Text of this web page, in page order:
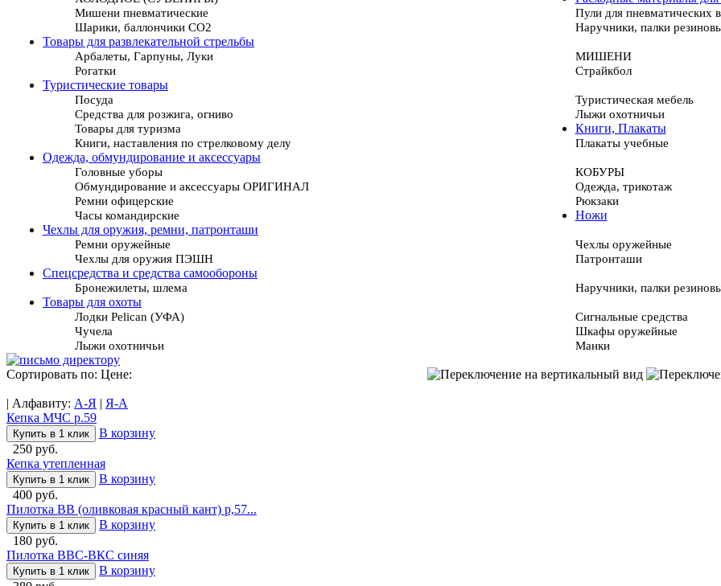
Мишени пневматические
Пули для пневматических
Шарики, баллончики СО2
Наручники, палки
Товары для развлекательной стрельбы
Арбалеты, Гарпуны, Луки
МИШЕНИ
Рогатки
Страйкбол
Туристические товары
Посуда
Туристическая мебель
Средства для розжига, огниво
Лыжи охотничьи
Товары для туризма
Книги, Плакаты
Книги, наставления по стрелковому делу
Плакаты учебные
Одежда, обмундирование и аксессуары
Головные уборы
КОБУРЫ
Обмундирование и аксессуары ОРИГИНАЛ
Одежда, трикотаж
Ремни офицерские
Рюкзаки
Часы командирские
Ножи
Чехлы для оружия, ремни, патронташи
Ремни оружейные
Чехлы оружейные
Чехлы для оружия ПЭШН
Патронташи
Спецсредства и средства самообороны
Бронежилеты, шлема
Наручники, палки
Товары для охоты
Лодки Pelican (УФА)
Сигнальные средства
Чучела
Шкафы оружейные
Лыжи охотничьи
Манки
Сортировать по: Цене:
| Алфавиту: А-Я | Я-А
Кепка МЧС р.59
Купить в 1 клик
В корзину
250 руб.
Кепка утепленная
Купить в 1 клик
В корзину
400 руб.
Пилотка ВВ (оливковая красный кант) р,57...
Купить в 1 клик
В корзину
180 руб.
Пилотка ВВС-ВКС синяя
Купить в 1 клик
В корзину